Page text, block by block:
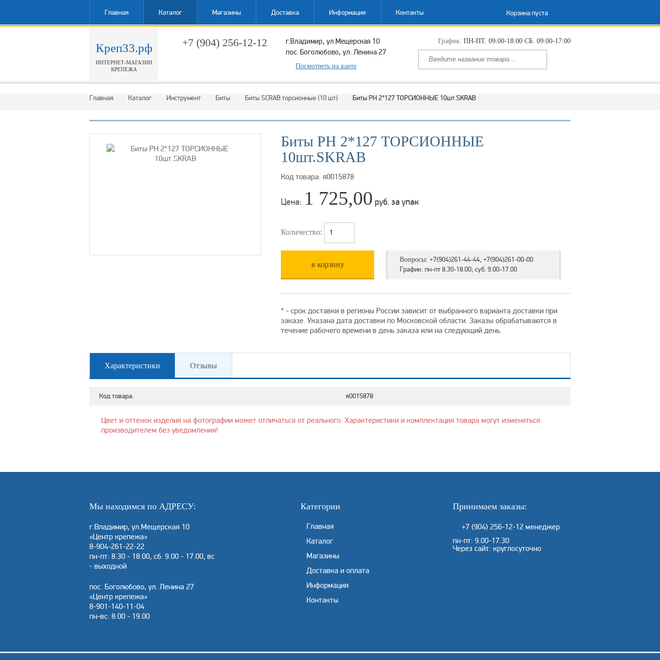
Главная Каталог Магазины Доставка Информация Контакты Корзина пуста
Креп33.рф
ИНТЕРНЕТ-МАГАЗИН
КРЕПЕЖА
+7 (904) 256-12-12
г.Владимир, ул.Мещерская 10
пос. Боголюбово, ул. Ленина 27
Посмотреть на карте
График: ПН-ПТ. 09:00-18:00 СБ. 09:00-17:00
Главная Каталог Инструмент Биты Биты SCRAB торсионные (10 шт) Биты РН 2*127 ТОРСИОННЫЕ 10шт.SKRAB
Биты РН 2*127 ТОРСИОННЫЕ
10шт.SKRAB
Код товара: я0015878
Цена: 1 725,00 руб. за упак
Количество:
в корзину
Вопросы: +7(904)261-44-44, +7(904)261-00-00
График: пн-пт 8.30-18.00; суб. 9.00-17.00
* - срок доставки в регионы России зависит от выбранного варианта доставки при
заказе. Указана дата доставки по Московской области. Заказы обрабатываются в
течение рабочего времени в день заказа или на следующий день.
Характеристики Отзывы
Код товара: я0015878
Цвет и оттенок изделия на фотографии может отличаться от реального. Характеристики и комплектация товара могут изменяться
производителем без уведомления!
Мы находимся по АДРЕСУ:
г.Владимир, ул.Мещерская 10
«Центр крепежа»
8-904-261-22-22
пн-пт: 8.30 - 18.00, сб: 9.00 - 17.00, вс
- выходной
пос. Боголюбово, ул. Ленина 27
«Центр крепежа»
8-901-140-11-04
пн-вс: 8.00 - 19.00
Категории
Главная
Каталог
Магазины
Доставка и оплата
Информация
Контакты
Принимаем заказы:
+7 (904) 256-12-12 менеджер
пн-пт: 9.00-17.30
Через сайт: круглосуточно